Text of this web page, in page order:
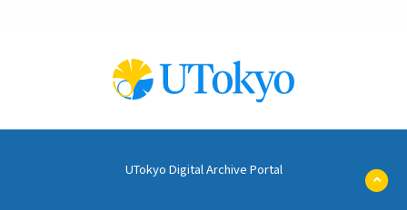
UTokyo Digital Archive Portal
ペ